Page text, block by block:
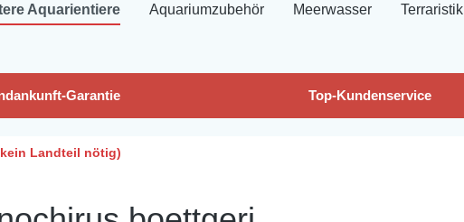
Aquarientiere Aquariumzubehör Meerwasser Terraristik
Garantie Top-Kundenservice
Landteil nötig)